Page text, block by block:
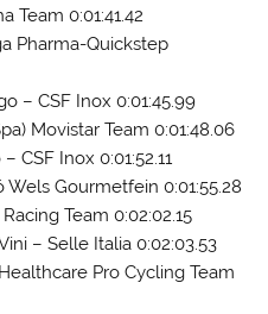
Team 0:01:41.42
Pharma-Quickstep
– CSF Inox 0:01:45.99
Movistar Team 0:01:48.06
CSF Inox 0:01:52.11
Wels Gourmetfein 0:01:55.28
Team 0:02:02.15
– Selle Italia 0:02:03.53
Pro Cycling Team